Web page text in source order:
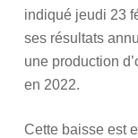
indiqué jeudi 23
ses résultats
une production
en 2022.
Cette baisse est